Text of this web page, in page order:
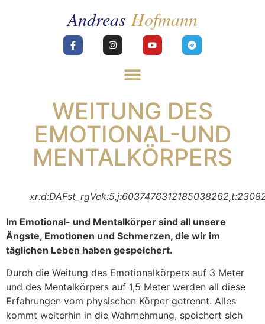
WEITUNG DES
EMOTIONAL-UND
MENTALKÖRPERS
Im Emotional- und Mentalkörper sind all unsere
Ängste, Emotionen und Schmerzen, die wir im
täglichen Leben haben gespeichert.
Durch die Weitung des Emotionalkörpers auf 3 Meter
und des Mentalkörpers auf 1,5 Meter werden all diese
Erfahrungen vom physischen Körper getrennt. Alles
kommt weiterhin in die Wahrnehmung, speichert sich